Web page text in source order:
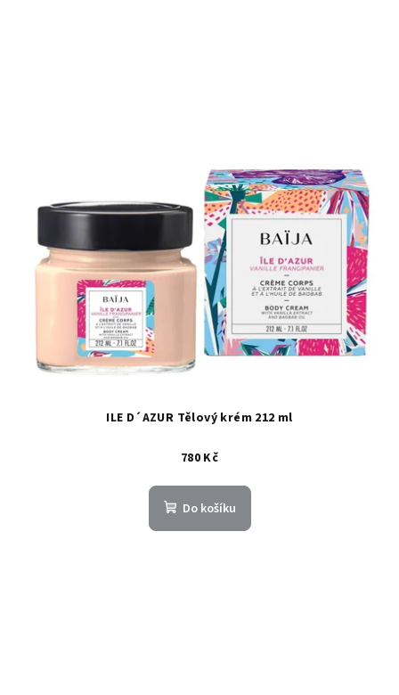
ILE D´AZUR Tělový krém 212 ml
780 Kč
Do košíku